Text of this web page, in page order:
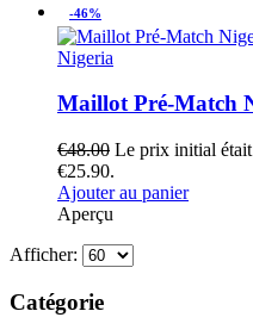
-46%
Nigeria
Maillot Pré-Match
€48.00 Le prix initial
€25.90.
Ajouter au panier
Aperçu
Afficher:
Catégorie